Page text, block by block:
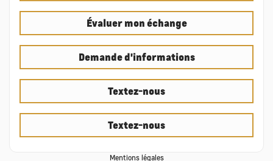
Évaluer mon échange
Demande d'informations
Textez-nous
Textez-nous
Mentions légales